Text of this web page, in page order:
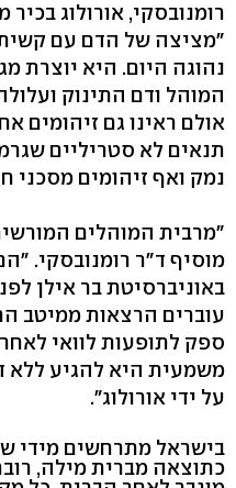
רומנובסקי, אורולוג
"מציצה של הדם עם
נהוגה היום. היא יוצרת
המוהל ודם התינוק
אולם ראינו גם זיהומים
תנאים לא סטריליים
נמק ואף זיהומים מסכני
"מרבית המוהלים
מוסיף ד"ר רומנובסקי.
באוניברסיטת בר אילן
עוברים הרצאות ממיטב
ספק לתופעות לוואי
משמעית היא להגיע ללא
על ידי אורולוג".
בישראל מתרחשים מידי
כתוצאה מברית מילה,